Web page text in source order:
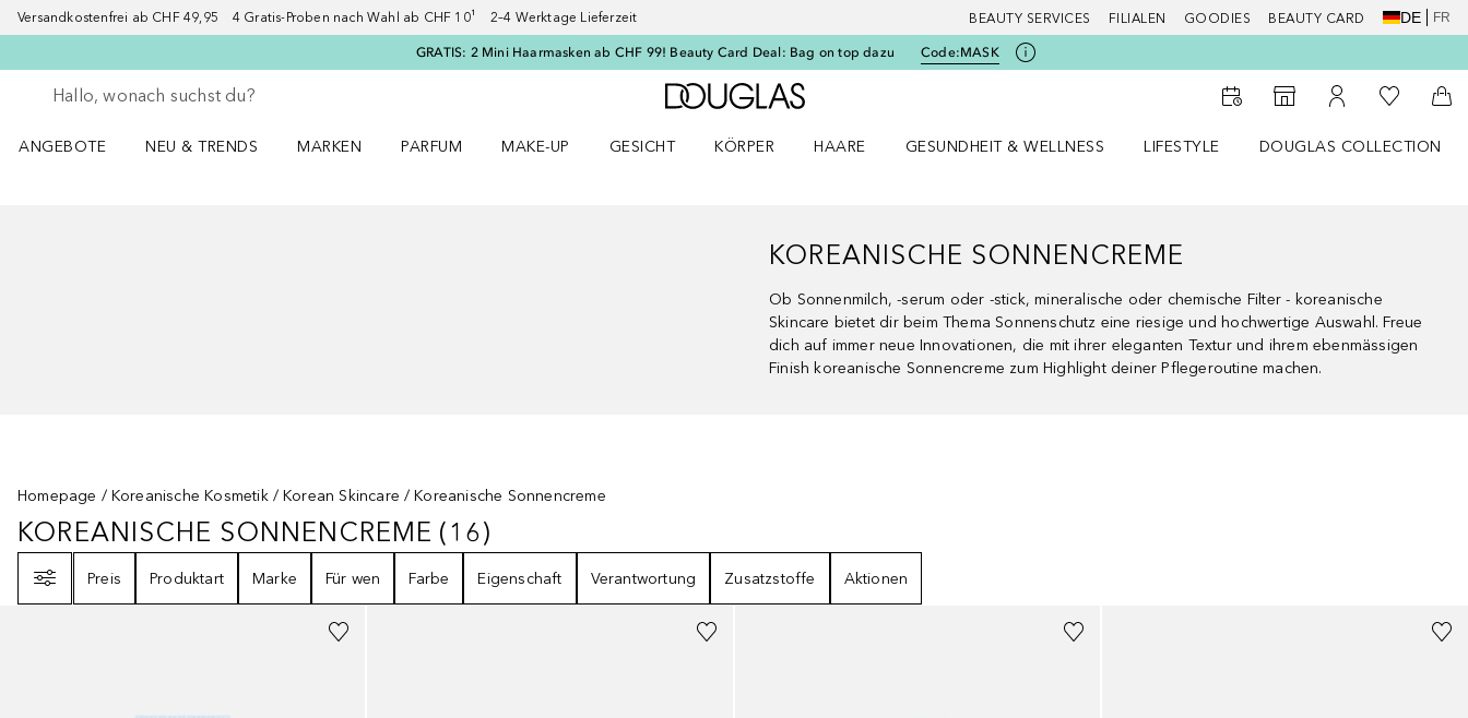
Versandkostenfrei ab CHF 49,95 4 Gratis-Proben nach Wahl ab CHF 10¹ 2–4 Werktage Lieferzeit BEAUTY SERVICES FILIALEN GOODIES BEAUTY CARD DE FR
GRATIS: 2 Mini Haarmasken ab CHF 99! Beauty Card Deal: Bag on top dazu Code:MASK
Gehe zurück
Suche ausführen
Zur Douglas Startseite
Zum Storefinder
Zu Meinem
Zu Meiner
ANGEBOTE
NEU & TRENDS
MARKEN
PARFUM
MAKE-UP
GESICHT
KÖRPER
HAARE
GESUNDHEIT & WELLNESS
LIFESTYLE
DOUGLAS COLLECTION
KOREANISCHE SONNENCREME
Ob Sonnenmilch, -serum oder -stick, mineralische oder chemische Filter - koreanische
Skincare bietet dir beim Thema Sonnenschutz eine riesige und hochwertige Auswahl. Freue
dich auf immer neue Innovationen, die mit ihrer eleganten Textur und ihrem ebenmässigen
Finish koreanische Sonnencreme zum Highlight deiner Pflegeroutine machen.
Homepage Koreanische Kosmetik Korean Skincare Koreanische Sonnencreme
KOREANISCHE SONNENCREME16
KOREANISCHE SONNENCREME (16)
Preis
Produktart Marke Für wen Farbe Eigenschaft Verantwortung Zusatzstoffe Aktionen